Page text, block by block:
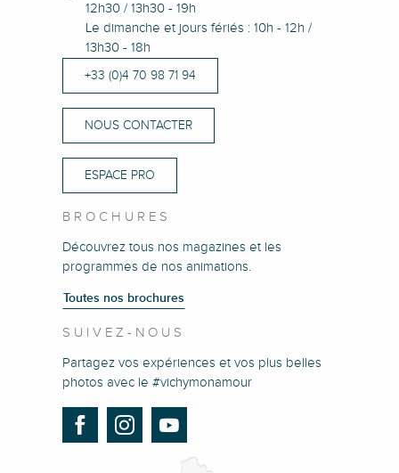
12h30 / 13h30 - 19h
Le dimanche et jours fériés : 10h - 12h /
13h30 - 18h
+33 (0)4 70 98 71 94
NOUS CONTACTER
ESPACE PRO
BROCHURES
Découvrez tous nos magazines et les
programmes de nos animations.
Toutes nos brochures
SUIVEZ-NOUS
Partagez vos expériences et vos plus belles
photos avec le #vichymonamour